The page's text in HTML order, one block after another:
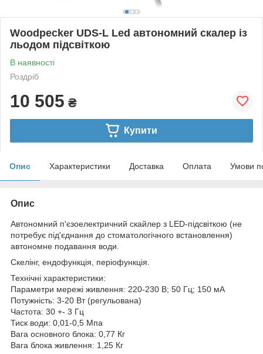
Woodpecker UDS-L Led автономний скалер із
льодом підсвіткою
В наявності
Роздріб
10 505 ₴
Купити
Опис Характеристики Доставка Оплата Умови
Опис
Автономний п'єзоелектричний скайлер з LED-підсвіткою (не
потребує під'єднання до стоматологічного встановлення)
автономне подавання води.
Скелінг, ендофункція, періофункція.
Технічні характеристики:
Параметри мережі живлення: 220-230 В; 50 Гц; 150 мА
Потужність: 3-20 Вт (регульована)
Частота: 30 +- 3 Гц
Тиск води: 0,01-0,5 Мпа
Вага основного блока: 0,77 Кг
Вага блока живлення: 1,25 Кг